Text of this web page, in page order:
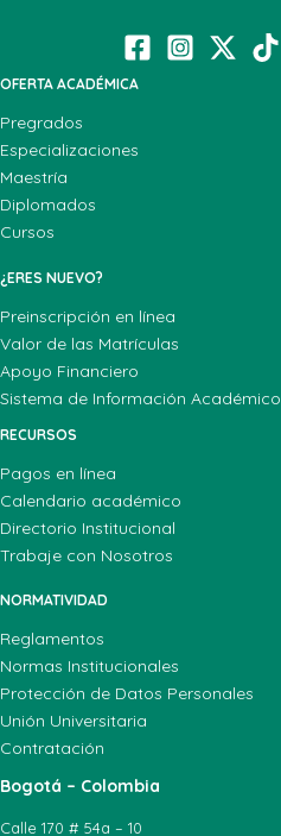
OFERTA ACADÉMICA
Pregrados
Especializaciones
Maestría
Diplomados
Cursos
¿ERES NUEVO?
Preinscripción en línea
Valor de las Matrículas
Apoyo Financiero
Sistema de Información Académico
RECURSOS
Pagos en línea
Calendario académico
Directorio Institucional
Trabaje con Nosotros
NORMATIVIDAD
Reglamentos
Normas Institucionales
Protección de Datos Personales
Unión Universitaria
Contratación
Bogotá – Colombia
Calle 170 # 54a – 10